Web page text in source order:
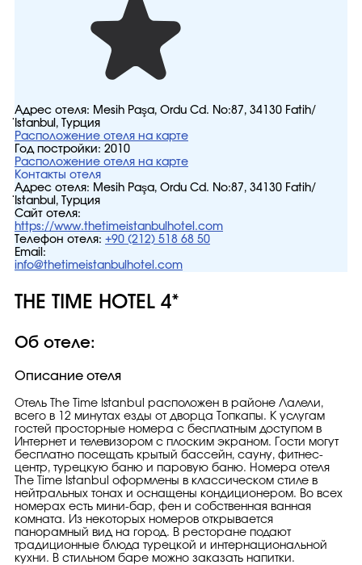
Адрес отеля: Mesih Paşa, Ordu Cd. No:87, 34130 Fatih/
İstanbul, Турция
Расположение отеля на карте
Год постройки: 2010
Расположение отеля на карте
Контакты отеля
Адрес отеля: Mesih Paşa, Ordu Cd. No:87, 34130 Fatih/
İstanbul, Турция
Сайт отеля:
https://www.thetimeistanbulhotel.com
Телефон отеля: +90 (212) 518 68 50
Email:
info@thetimeistanbulhotel.com
THE TIME HOTEL 4*
Об отеле:
Описание отеля
Отель The Time Istanbul расположен в районе Лалели,
всего в 12 минутах езды от дворца Топкапы. К услугам
гостей просторные номера с бесплатным доступом в
Интернет и телевизором с плоским экраном. Гости могут
бесплатно посещать крытый бассейн, сауну, фитнес-
центр, турецкую баню и паровую баню. Номера отеля
The Time Istanbul оформлены в классическом стиле в
нейтральных тонах и оснащены кондиционером. Во всех
номерах есть мини-бар, фен и собственная ванная
комната. Из некоторых номеров открывается
панорамный вид на город. В ресторане подают
традиционные блюда турецкой и интернациональной
кухни. В стильном баре можно заказать напитки.